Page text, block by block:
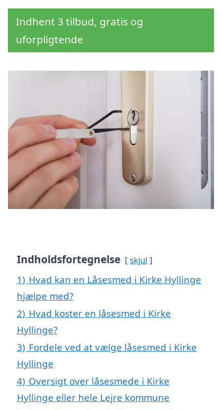
Indhent 3 tilbud, gratis og
uforpligtende
Indholdsfortegnelse skjul
1) Hvad kan en Låsesmed i Kirke Hyllinge
hjælpe med?
2) Hvad koster en låsesmed i Kirke
Hyllinge?
3) Fordele ved at vælge låsesmed i Kirke
Hyllinge
4) Oversigt over låsesmede i Kirke
Hyllinge eller hele Lejre kommune